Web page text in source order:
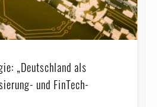
„Deutschland als
und FinTech-